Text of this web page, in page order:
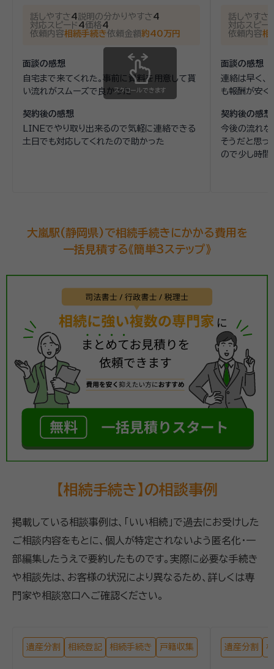
話しやすさ4説明の分かりやすさ4
対応スピード 4価格4
依頼内容相続手続き依頼金額約40万円
面談の感想
自宅まで来てくれた。事前に資料を用意して貰
い流れがスムーズで良かった
契約後の感想
LINEでやり取り出来るので気軽に連絡できる
土日でも対応してくれたので助かった
話しやすさ
対応スピー
依頼内容相
面談の感想
連絡は早く、
も報酬が安く
契約後の感想
今後の流れな
そうだと思っ
ので少し時間
スクロールできます
大嵐駅(静岡県)で相続手続きにかかる費用を
一括見積する《簡単3ステップ》
【相続手続き】の相談事例
掲載している相談事例は、「いい相続」で過去にお受けした
ご相談内容をもとに、個人が特定されないよう匿名化・一
部編集したうえで要約したものです。実際に必要な手続き
や相談先は、お客様の状況により異なるため、詳しくは専
門家や相談窓口へご確認ください。
遺産分割 相続登記 相続手続き 戸籍収集 遺産分割